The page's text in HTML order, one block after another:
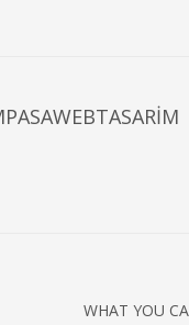
WHAT YOU